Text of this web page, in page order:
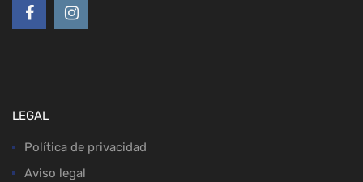
LEGAL
Política de privacidad
Aviso legal